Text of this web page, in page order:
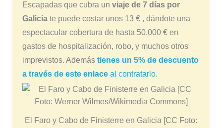
Escapadas que cubra un viaje de 7 días por
Galicia te puede costar unos 13 € , dándote una
espectacular cobertura de hasta 50.000 € en
gastos de hospitalización, robo, y muchos otros
imprevistos. Además tienes un 5% de descuento
a través de este enlaceal contratarlo.
El Faro y Cabo de Finisterre en Galicia [CC Foto: